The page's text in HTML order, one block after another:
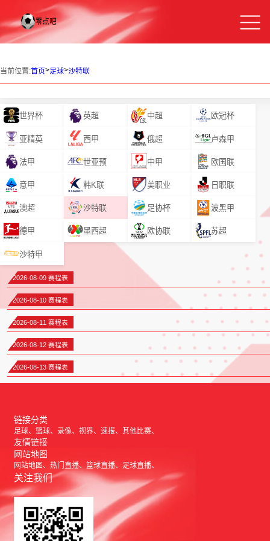
当前位置:首页>足球>沙特联
世界杯 英超 中超 欧冠杯
亚精英 西甲 俄超 卢森甲
法甲 世亚预 中甲 欧国联
意甲 韩K联 美职业 日职联
澳超 沙特联 足协杯 波黑甲
德甲 墨西超 欧协联 苏超
沙特甲
2026-08-09 赛程表
2026-08-10 赛程表
2026-08-11 赛程表
2026-08-12 赛程表
2026-08-13 赛程表
链接分类
足球 篮球 录像 视界 速报 其他比赛
友情链接
网站地图
网站地图 热门直播 篮球直播 足球直播
关注我们